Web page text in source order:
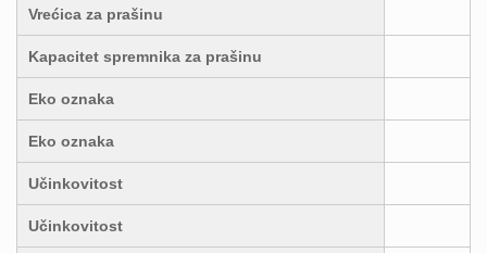
Vrećica za prašinu
Kapacitet spremnika za prašinu
Eko oznaka
Eko oznaka
Učinkovitost
Učinkovitost